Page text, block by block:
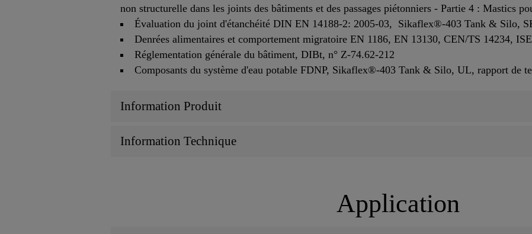
non structurelle dans les joints des bâtiments et des passages piétonniers - Partie 4 : Mastics
Évaluation du joint d'étanchéité DIN EN 14188-2: 2005-03, Sikaflex®-403 Tank & Silo,
Denrées alimentaires et comportement migratoire EN 1186, EN 13130, CEN/TS 14234,
Réglementation générale du bâtiment, DIBt, n° Z-74.62-212
Composants du système d'eau potable FDNP, Sikaflex®-403 Tank & Silo, UL, rapport de
Information Produit
Information Technique
Application